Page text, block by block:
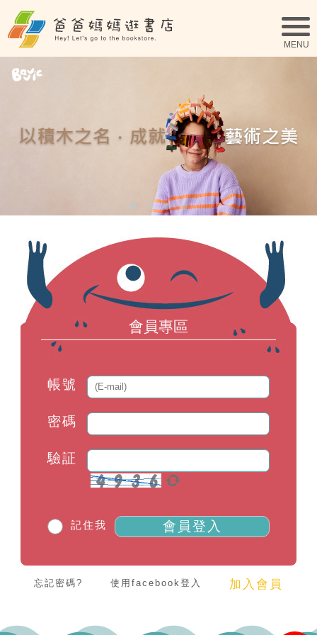
會員專區
帳號
密碼
驗証
記住我 會員登入
忘記密碼? 使用facebook登入 加入會員